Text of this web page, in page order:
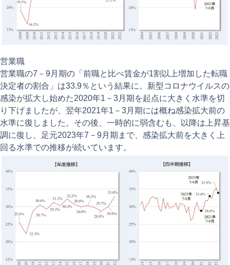
営業職
営業職の7－9月期の「前職と比べ賃金が1割以上増加した転職
決定者の割合」は33.9％という結果に。新型コロナウイルスの
感染が拡大し始めた2020年1－3月期を起点に大きく水準を切
り下げましたが、翌年2021年1－3月期には概ね感染拡大前の
水準に復しました。その後、一時的に弱含むも、以降は上昇基
調に復し、足元2023年7－9月期まで、感染拡大前を大きく上
回る水準での推移が続いています。